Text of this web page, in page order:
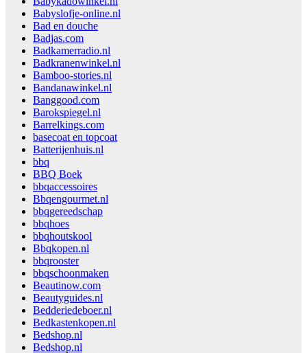
Babyslofje-online.nl
Bad en douche
Badjas.com
Badkamerradio.nl
Badkranenwinkel.nl
Bamboo-stories.nl
Bandanawinkel.nl
Banggood.com
Barokspiegel.nl
Barrelkings.com
basecoat en topcoat
Batterijenhuis.nl
bbq
BBQ Boek
bbqaccessoires
Bbqengourmet.nl
bbqgereedschap
bbqhoes
bbqhoutskool
Bbqkopen.nl
bbqrooster
bbqschoonmaken
Beautinow.com
Beautyguides.nl
Bedderiedeboer.nl
Bedkastenkopen.nl
Bedshop.nl
Bedshop.nl